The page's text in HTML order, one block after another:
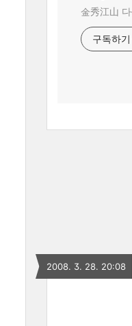
金秀江山
구독하기
2008. 3. 28. 20:08